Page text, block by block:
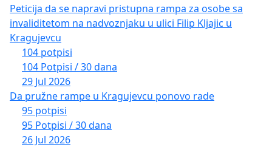
Peticija da se napravi pristupna rampa za osobe sa
invaliditetom na nadvoznjaku u ulici Filip Kljajic u
Kragujevcu
104 potpisi
104 Potpisi / 30 dana
29 Jul 2026
Da pružne rampe u Kragujevcu ponovo rade
95 potpisi
95 Potpisi / 30 dana
26 Jul 2026